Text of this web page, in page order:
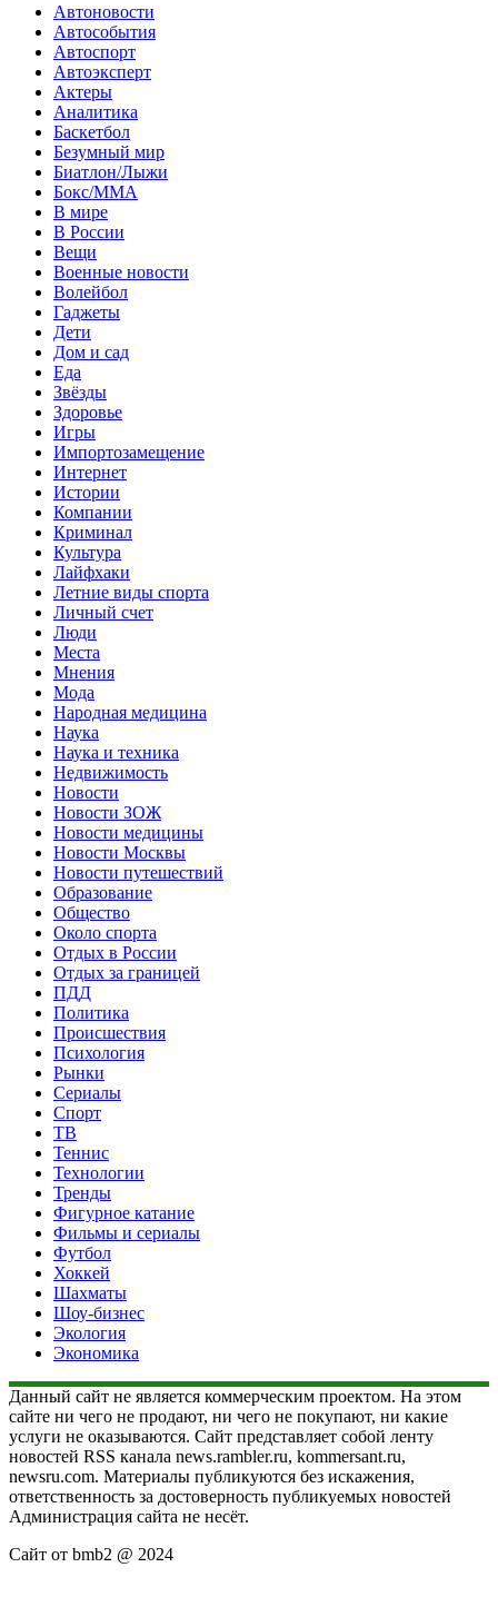
Автоновости
Автособытия
Автоспорт
Автоэксперт
Актеры
Аналитика
Баскетбол
Безумный мир
Биатлон/Лыжи
Бокс/MMA
В мире
В России
Вещи
Военные новости
Волейбол
Гаджеты
Дети
Дом и сад
Еда
Звёзды
Здоровье
Игры
Импортозамещение
Интернет
Истории
Компании
Криминал
Культура
Лайфхаки
Летние виды спорта
Личный счет
Люди
Места
Мнения
Мода
Народная медицина
Наука
Наука и техника
Недвижимость
Новости
Новости ЗОЖ
Новости медицины
Новости Москвы
Новости путешествий
Образование
Общество
Около спорта
Отдых в России
Отдых за границей
ПДД
Политика
Происшествия
Психология
Рынки
Сериалы
Спорт
ТВ
Теннис
Технологии
Тренды
Фигурное катание
Фильмы и сериалы
Футбол
Хоккей
Шахматы
Шоу-бизнес
Экология
Экономика
Данный сайт не является коммерческим проектом. На этом
сайте ни чего не продают, ни чего не покупают, ни какие
услуги не оказываются. Сайт представляет собой ленту
новостей RSS канала news.rambler.ru, kommersant.ru,
newsru.com. Материалы публикуются без искажения,
ответственность за достоверность публикуемых новостей
Администрация сайта не несёт.
Сайт от bmb2 @ 2024